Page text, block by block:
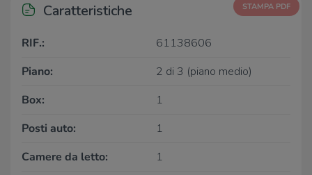
Caratteristiche STAMPA PDF
RIF.:
61138606
Piano:
2 di 3 (piano medio)
Box:
1
Posti auto:
1
Camere da letto:
1